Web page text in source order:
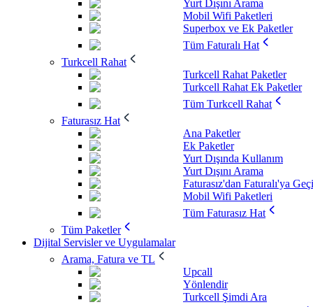
Yurt Dışını Arama
Mobil Wifi Paketleri
Superbox ve Ek Paketler
Tüm Faturalı Hat
Turkcell Rahat
Turkcell Rahat Paketler
Turkcell Rahat Ek Paketler
Tüm Turkcell Rahat
Faturasız Hat
Ana Paketler
Ek Paketler
Yurt Dışında Kullanım
Yurt Dışını Arama
Faturasız'dan Faturalı'ya
Mobil Wifi Paketleri
Tüm Faturasız Hat
Tüm Paketler
Dijital Servisler ve Uygulamalar
Arama, Fatura ve TL
Upcall
Yönlendir
Turkcell Şimdi Ara